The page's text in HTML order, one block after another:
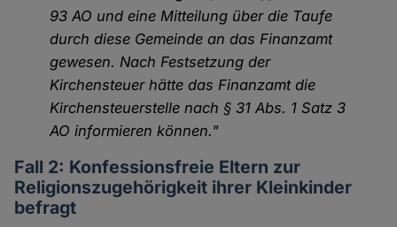
93 AO und eine Mitteilung über die Taufe
durch diese Gemeinde an das Finanzamt
gewesen. Nach Festsetzung der
Kirchensteuer hätte das Finanzamt die
Kirchensteuerstelle nach § 31 Abs. 1 Satz 3
AO informieren können."
Fall 2: Konfessionsfreie Eltern zur
Religionszugehörigkeit ihrer Kleinkinder
befragt